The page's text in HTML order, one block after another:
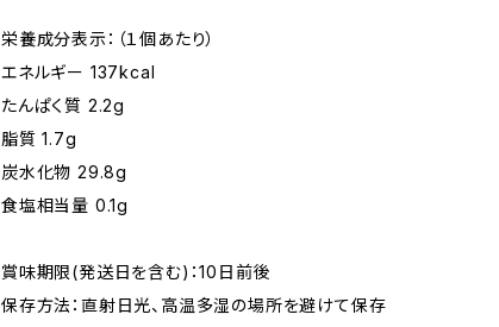
栄養成分表示：（１個あたり）
エネルギー 137kcal
たんぱく質 2.2g
脂質 1.7g
炭水化物 29.8g
食塩相当量 0.1g
賞味期限(発送日を含む)：10日前後
保存方法：直射日光、高温多湿の場所を避けて保存